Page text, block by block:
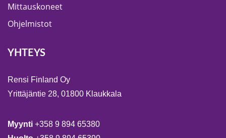
Mittauskoneet
Ohjelmistot
YHTEYS
Rensi Finland Oy
Yrittäjäntie 28, 01800 Klaukkala
Myynti +358 9 894 65380